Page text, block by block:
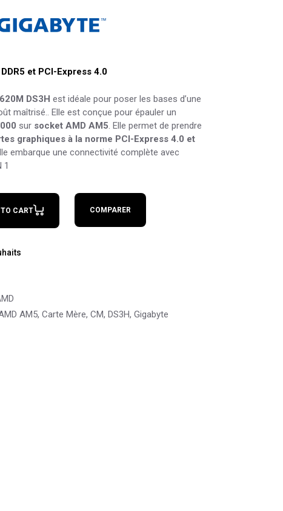
et PCI-Express 4.0
DS3H est idéale pour poser les bases d’une
maîtrisé.. Elle est conçue pour épauler un
sur socket AMD AM5. Elle permet de prendre
graphiques à la norme PCI-Express 4.0 et
embarque une connectivité complète avec
1
quantity
CART COMPARER
AM5, Carte Mère, CM, DS3H, Gigabyte